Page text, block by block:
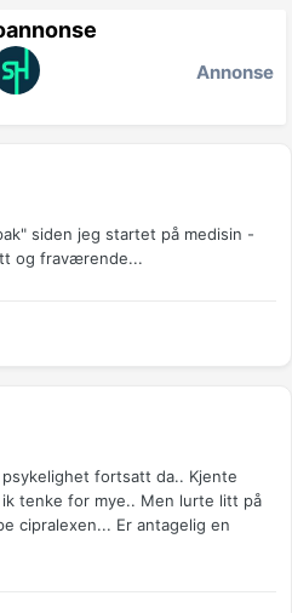
Annonse
siden jeg startet på medisin -
og fraværende...
fortsatt da.. Kjente
tenke for mye.. Men lurte litt på
cipralexen... Er antagelig en